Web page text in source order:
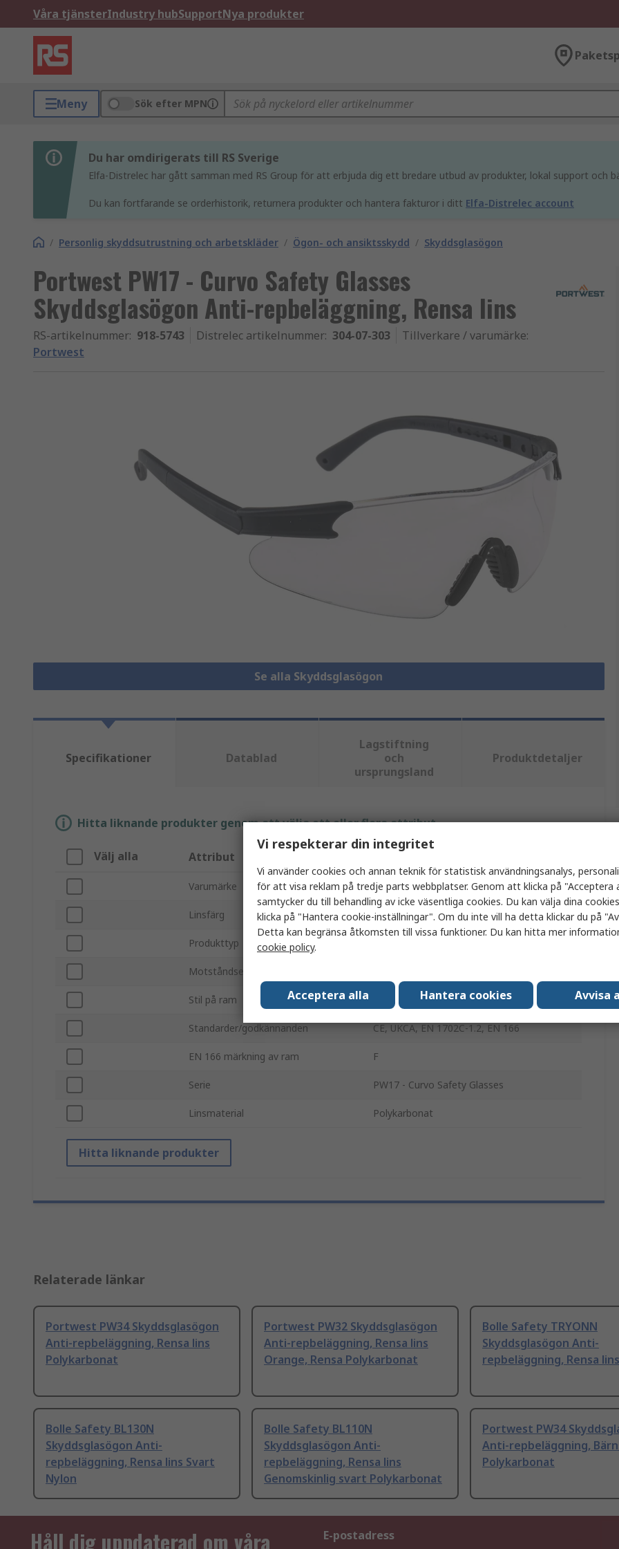
Våra tjänsterIndustry hubSupportNya produkter
Meny Sök efter MPN
Du har omdirigerats till RS Sverige
Elfa-Distrelec har gått samman med RS Group för att erbjuda dig ett bredare utbud av produkter, lokal support och
Du kan fortfarande se orderhistorik, returnera produkter och hantera fakturor i ditt Elfa-Distrelec account
/ Personlig skyddsutrustning och arbetskläder / Ögon- och ansiktsskydd / Skyddsglasögon
Portwest PW17 - Curvo Safety Glasses
Skyddsglasögon Anti-repbeläggning, Rensa lins
RS-artikelnummer: 918-5743 Distrelec artikelnummer: 304-07-303 Tillverkare / varumärke:
Portwest
Se alla Skyddsglasögon
Specifikationer Datablad
Lagstiftning
och
ursprungsland
Produktdetaljer
Hitta liknande produkter genom att välja ett eller flera attribut.
Välj alla Attribut
Varumärke Portwest
Linsfärg Rensa
Produkttyp
Motståndsegenskaper
Stil på ram
Standarder/godkännanden CE, UKCA, EN 1702C-1.2, EN 166
EN 166 märkning av ram F
Serie PW17 - Curvo Safety Glasses
Linsmaterial Polykarbonat
Hitta liknande produkter
Relaterade länkar
Portwest PW34 Skyddsglasögon
Anti-repbeläggning, Rensa lins
Polykarbonat
Portwest PW32 Skyddsglasögon
Anti-repbeläggning, Rensa lins
Orange, Rensa Polykarbonat
Bolle Safety TRYONN
Skyddsglasögon Anti-
repbeläggning, Rensa lins
Bolle Safety BL130N
Skyddsglasögon Anti-
repbeläggning, Rensa lins Svart
Nylon
Bolle Safety BL110N
Skyddsglasögon Anti-
repbeläggning, Rensa lins
Genomskinlig svart Polykarbonat
Portwest PW34
Anti-repbeläggning,
Polykarbonat
Håll dig uppdaterad om våra E-postadress
Vi respekterar din integritet
Vi använder cookies och annan teknik för statistisk användningsanalys,
för att visa reklam på tredje parts webbplatser. Genom att klicka på "Acceptera
samtycker du till behandling av icke väsentliga cookies. Du kan välja dina
klicka på "Hantera cookie-inställningar". Om du inte vill ha detta klickar du på
Detta kan begränsa åtkomsten till vissa funktioner. Du kan hitta mer
cookie policy.
Acceptera alla Hantera cookies Avvisa